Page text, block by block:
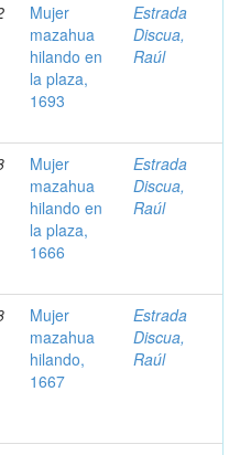
Mujer
mazahua
hilando en
la plaza,
1693
Estrada
Discua,
Raúl
Mujer
mazahua
hilando en
la plaza,
1666
Estrada
Discua,
Raúl
Mujer
mazahua
hilando,
1667
Estrada
Discua,
Raúl